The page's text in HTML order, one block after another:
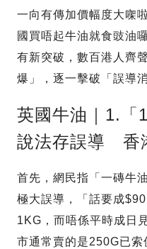
一向有傳加價幅度大㗎
國買唔起牛油就食豉油
有新突破，數百港人齊
爆」，逐一擊破「誤導消
英國牛油｜1.「
說法存誤導 香
首先，網民指「一磚牛
極大誤導，「話要成
1KG，而唔係平時成日
市通常賣的是250G已